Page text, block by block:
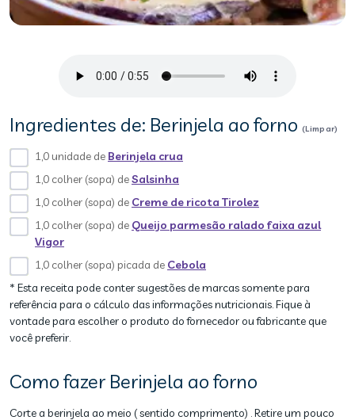
Ingredientes de: Berinjela ao forno (Limpar)
1,0 unidade de Berinjela crua
1,0 colher (sopa) deSalsinha
1,0 colher (sopa) de Creme de ricota Tirolez
1,0 colher (sopa) de Queijo parmesão ralado faixa azul
Vigor
1,0 colher (sopa) picada de Cebola
* Esta receita pode conter sugestões de marcas somente para
referência para o cálculo das informações nutricionais. Fique à
vontade para escolher o produto do fornecedor ou fabricante que
você preferir.
Como fazer Berinjela ao forno
Corte a berinjela ao meio ( sentido comprimento) . Retire um pouco